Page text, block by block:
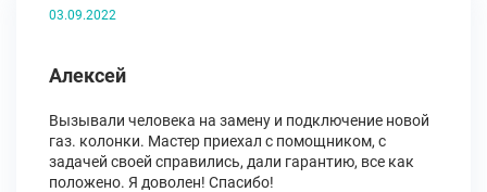
03.09.2022
Алексей
Вызывали человека на замену и подключение новой
газ. колонки. Мастер приехал с помощником, с
задачей своей справились, дали гарантию, все как
положено. Я доволен! Спасибо!